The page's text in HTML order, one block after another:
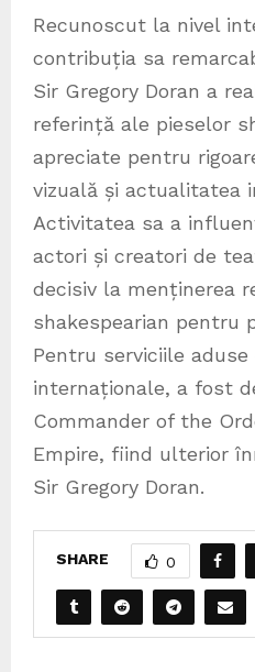
Recunoscut la nivel
contribuția sa
Sir Gregory Doran a
referință ale pieselor
apreciate pentru
vizuală și actualitatea
Activitatea sa a
actori și creatori de
decisiv la menținerea
shakespearian pentru
Pentru serviciile
internaționale, a fost
Commander of the
Empire, fiind ulterior
Sir Gregory Doran.
SHARE 0